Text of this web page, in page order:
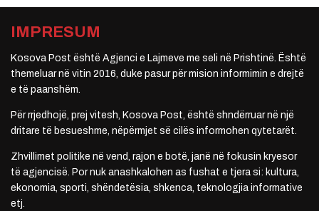
IMPRESUM
Kosova Post është Agjenci e Lajmeve me seli në Prishtinë. Është
themeluar në vitin 2016, duke pasur për mision informimin e drejtë
e të paanshëm.
Për rrjedhojë, prej vitesh, Kosova Post, është shndërruar në një
dritare të besueshme, nëpërmjet së cilës informohen qytetarët.
Zhvillimet politike në vend, rajon e botë, janë në fokusin kryesor
të agjencisë. Por nuk anashkalohen as fushat e tjera si: kultura,
ekonomia, sporti, shëndetësia, shkenca, teknologjia informative
etj.